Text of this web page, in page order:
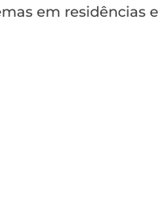
em residências